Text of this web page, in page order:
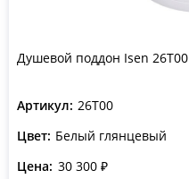
Душевой поддон Isen 26T00
Артикул: 26T00
Цвет: Белый глянцевый
Цена: 30 300 ₽